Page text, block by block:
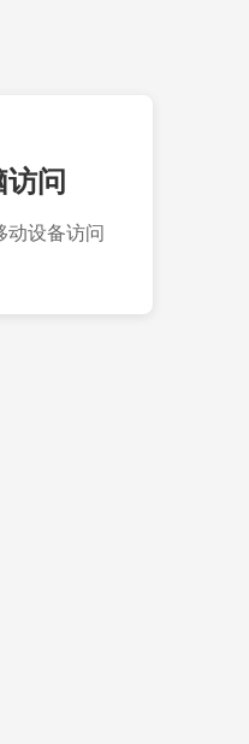
访问
动设备访问